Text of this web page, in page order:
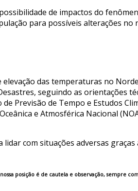
de impactos do
para possíveis alterações no
das temperaturas no
seguindo as orientações
Previsão de Tempo e Estudos
e Atmosférica Nacional
com situações adversas
posição é de cautela e observação, sempre